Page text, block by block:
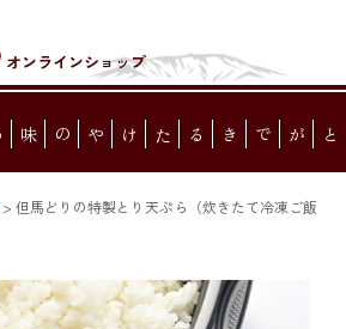
オンラインショップ
ことができる
たけやの
> 但馬どりの特製とり天ぷら（炊きたて冷凍ご飯